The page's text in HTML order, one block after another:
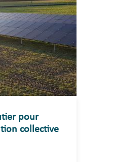
pour
collective